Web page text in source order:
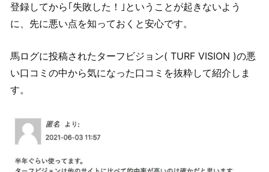
登録してから｢失敗した！｣ということが起きないよう
に、先に悪い点を知っておくと安心です。
馬ログに投稿されたターフビジョン( TURF VISION )の悪
い口コミの中から気になった口コミを抜粋して紹介しま
す。